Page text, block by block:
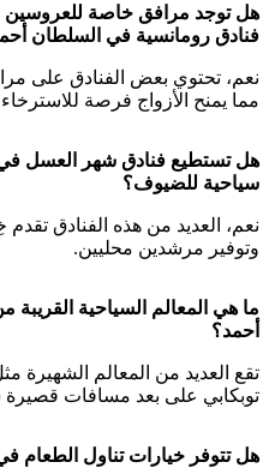
هل توجد مرافق خاصة للعروسين
فنادق رومانسية في السلطان
نعم، تحتوي بعض الفنادق على
مما يمنح الأزواج فرصة للاسترخاء
هل تستطيع فنادق شهر العسل
سياحية للضيوف؟
نعم، العديد من هذه الفنادق
وتوفير مرشدين محليين.
ما هي المعالم السياحية
أحمد؟
تقع العديد من المعالم الشهيرة
توبكابي على بعد مسافات قصيرة
هل تتوفر خيارات تناول الطعام